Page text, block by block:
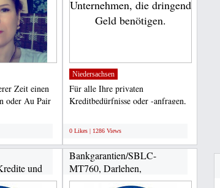
Zeit einen
oder Au Pair
Niedersachsen
Für alle Ihre privaten
Kreditbedürfnisse oder -anfragen,
0 Likes | 1286 Views
und
Bankgarantien/SBLC-
MT760, Darlehen,
Projektfinanzierung,...